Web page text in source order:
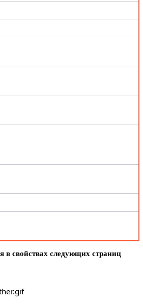
в свойствах следующих страниц